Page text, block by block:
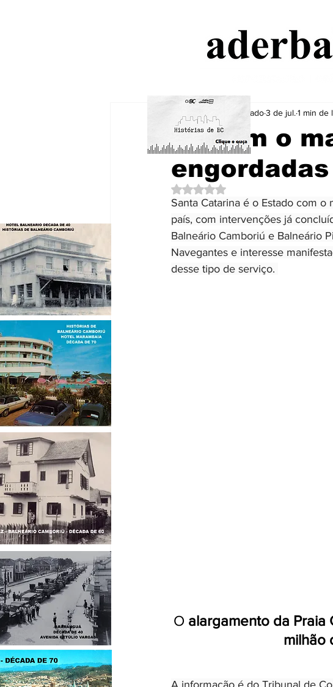
SC tem o
Aderbal Machado3 de jul. 1 min de
Avaliado com NaN de 5 estrelas.
Santa Catarina é o Estado com
país, com intervenções já
Balneário Camboriú e Balneário
Navegantes e interesse
desse tipo de serviço.
O alargamento da Praia
milhão
A informação é do Tribunal de